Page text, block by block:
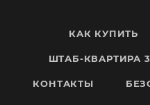
КАК КУПИТЬ
ШТАБ-КВАРТИРА
КОНТАКТЫ